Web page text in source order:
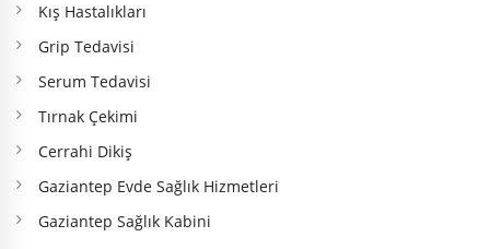
Kış Hastalıkları
Grip Tedavisi
Serum Tedavisi
Tırnak Çekimi
Cerrahi Dikiş
Gaziantep Evde Sağlık Hizmetleri
Gaziantep Sağlık Kabini